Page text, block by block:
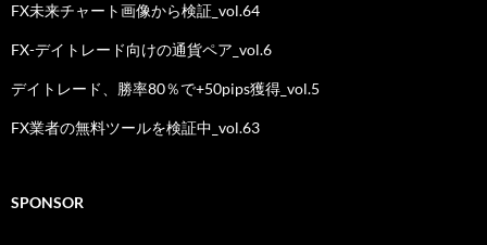
FX未来チャート画像から検証_vol.64
FX-デイトレード向けの通貨ペア_vol.6
デイトレード、勝率80％で+50pips獲得_vol.5
FX業者の無料ツールを検証中_vol.63
SPONSOR